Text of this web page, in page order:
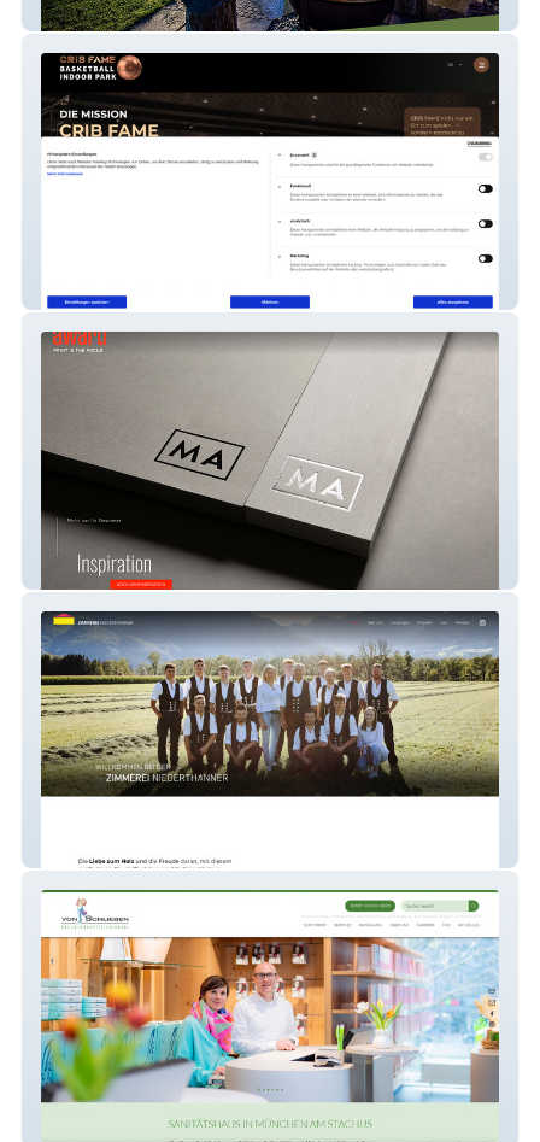
Alm Chalet Samerberg
CRIB FAME
GMUND AWARD 2023
Sanitätshaus Von Schlieben